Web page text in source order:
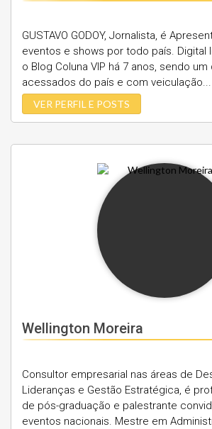
GUSTAVO GODOY, Jornalista, é
eventos e shows por todo país. Digital
o Blog Coluna VIP há 7 anos, sendo
acessados do país e com veiculação...
VER PERFIL E POSTS
Wellington Moreira
Consultor empresarial nas áreas de
Lideranças e Gestão Estratégica, é
de pós-graduação e palestrante
eventos nacionais. Mestre em